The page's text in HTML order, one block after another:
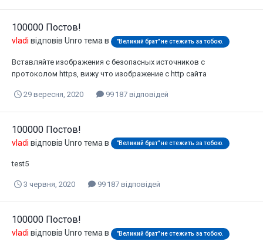
100000 Постов!
vladi відповів Unro тема в "Великий брат" не стежить за тобою.
Вставляйте изображения с безопасных источников с
протоколом https, вижу что изображение с http сайта
29 вересня, 2020 99 187 відповідей
100000 Постов!
vladi відповів Unro тема в "Великий брат" не стежить за тобою.
test5
3 червня, 2020 99 187 відповідей
100000 Постов!
vladi відповів Unro тема в "Великий брат" не стежить за тобою.